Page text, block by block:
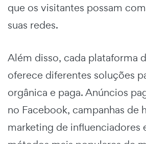
que os visitantes possam
suas redes.
Além disso, cada plataforma
oferece diferentes soluções
orgânica e paga. Anúncios
no Facebook, campanhas de
marketing de influenciadores